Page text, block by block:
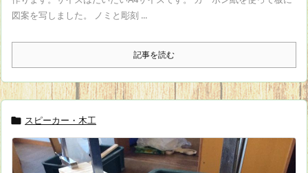
図案を写しました。 ノミと彫刻 ...
記事を読む
 スピーカー・木工